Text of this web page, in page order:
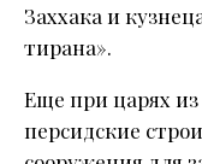
Заххака и
тирана».
Еще при царях
персидские